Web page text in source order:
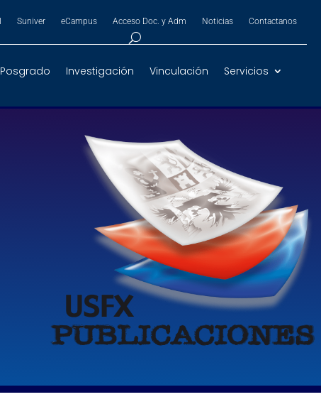
Suniver eCampus Acceso Doc. y Adm Noticias Contactanos
Posgrado Investigación Vinculación Servicios